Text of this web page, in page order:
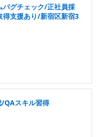
バグチェック/正社員採
支援あり/新宿区新宿3
QAスキル習得